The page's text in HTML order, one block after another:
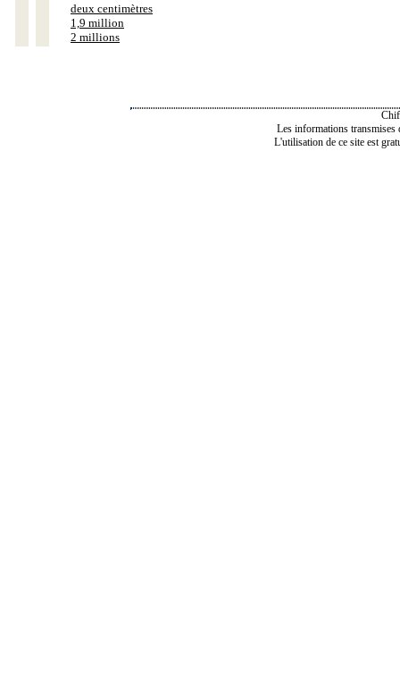
deux centimètres
1,9 million
2 millions
Les informations transmises
L'utilisation de ce site est